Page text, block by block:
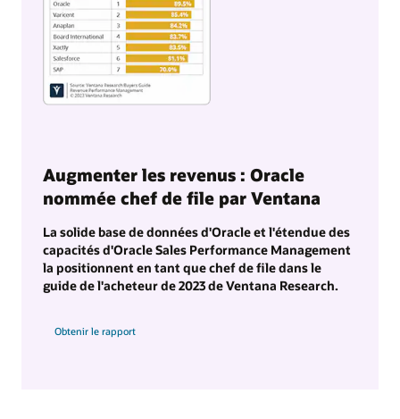
Augmenter les revenus : Oracle
nommée chef de file par Ventana
La solide base de données d'Oracle et l'étendue des
capacités d'Oracle Sales Performance Management
la positionnent en tant que chef de file dans le
guide de l'acheteur de 2023 de Ventana Research.
Obtenir le rapport